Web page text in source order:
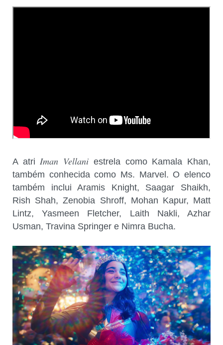
A atriIman Vellani estrela como Kamala Khan,
também conhecida como Ms. Marvel. O elenco
também inclui Aramis Knight, Saagar Shaikh,
Rish Shah, Zenobia Shroff, Mohan Kapur, Matt
Lintz, Yasmeen Fletcher, Laith Nakli, Azhar
Usman, Travina Springer e Nimra Bucha.